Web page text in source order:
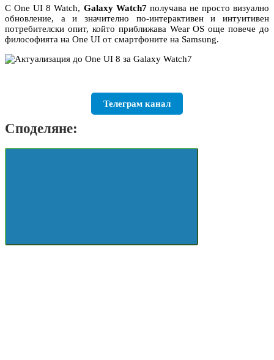
С One UI 8 Watch, Galaxy Watch7получава не просто визуално
обновление, а и значително по-интерактивен и интуитивен
потребителски опит, който приближава Wear OS още повече до
философията на One UI от смартфоните на Samsung.
Телеграм канал
Споделяне: